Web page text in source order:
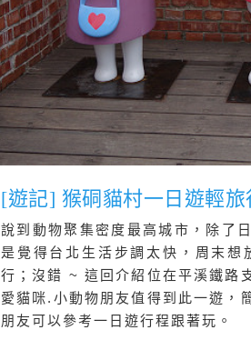
[遊記] 猴硐貓村一日遊輕
說到動物聚集密度最高城市，除了
是覺得台北生活步調太快，周末
行；沒錯 ~ 這回介紹位在平溪鐵路
愛貓咪.小動物朋友值得到此一遊，
朋友可以參考一日遊行程跟著玩。